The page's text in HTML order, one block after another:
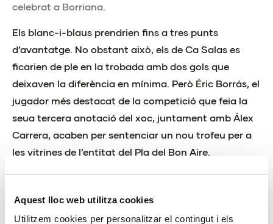
Aquest lloc web utilitza cookies
Utilitzem cookies per personalitzar el contingut i els
celebrat a Borriana.
Els blanc-i-blaus prendrien fins a tres punts
d’avantatge. No obstant això, els de Ca Salas es
ficarien de ple en la trobada amb dos gols que
deixaven la diferència en mínima. Però Éric Borrás, el
jugador més destacat de la competició que feia la
seua tercera anotació del xoc, juntament amb Álex
Carrera, acaben per sentenciar un nou trofeu per a
les vitrines de l’entitat del Pla del Bon Aire.
La medalla de bronze li l’han penjada els jugadors de
la RS Tennis enfront del Júnior, després d’un